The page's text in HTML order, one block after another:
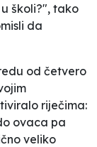
školi?", tako
da
od četvero
riječima:
ovaca pa
veliko